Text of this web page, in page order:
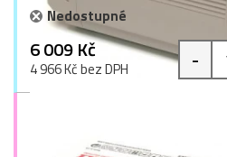
Nedostupné
6 009 Kč
4 966 Kč bez DPH -